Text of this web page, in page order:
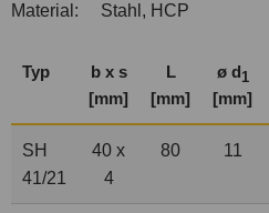
Material: Stahl, HCP
Typ
b x s
[mm]
L
[mm]
ø d1
[mm]
SH
41/21
40 x
4
80 11